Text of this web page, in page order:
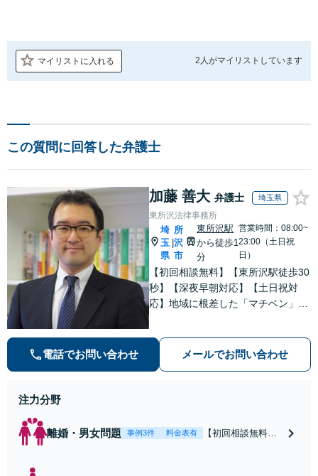
マイリストに入れる 2人がマイリストしています
この質問に回答した弁護士
加藤 善大 弁護士 埼玉県
東所沢法律事務所
埼
玉
県
|
所
沢
市
東所沢駅
から徒歩1
分
営業時間：08:00~
23:00（土日祝
日）
【初回相談無料】【東所沢駅徒歩30
秒】【深夜早朝対応】【土日祝対
応】地域に根差した「マチベン」と
て出張相談も承ります。リーズナブ
ルな料金体系をご提供しています。
電話でお問い合わせ メールでお問い合わせ
注力分野
離婚・男女問題 事例3件 料金表有
【初回相談無料】